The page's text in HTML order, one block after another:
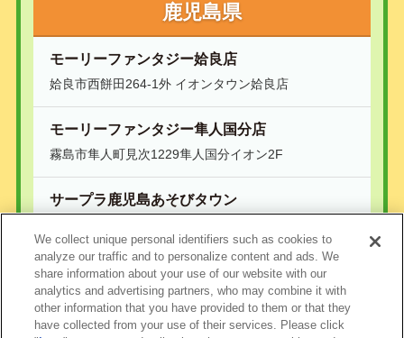
鹿児島県
モーリーファンタジー姶良店
姶良市西餅田264-1外 イオンタウン姶良店
モーリーファンタジー隼人国分店
霧島市隼人町見次1229隼人国分イオン2F
サープラ鹿児島あそびタウン
階
We collect unique personal identifiers such as cookies to
analyze our traffic and to personalize content and ads. We
share information about your use of our website with our
analytics and advertising partners, who may combine it with
other information that you have provided to them or that they
have collected from your use of their services. Please click